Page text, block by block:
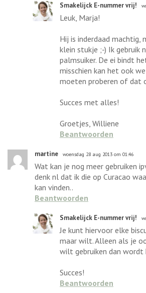
Smakelijck E-nummer vrij!
Leuk, Marja!
Hij is inderdaad machtig,
klein stukje ;-) Ik gebruik
palmsuiker. De ei bindt
misschien kan het ook
moeten proberen of dat
Succes met alles!
Groetjes, Williene
Beantwoorden
martine woensdag 28 aug 2013 om 01:46
Wat kan je nog meer gebruiken
denk nl dat ik die op Curacao
kan vinden..
Beantwoorden
Smakelijck E-nummer vrij!
Je kunt hiervoor elke
maar wilt. Alleen als je
wilt gebruiken dan
Succes!
Beantwoorden